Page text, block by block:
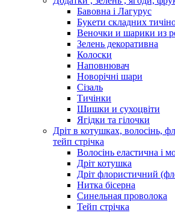
Бавовна і Лагурус
Букети складних
Веночки и шарики из
Зелень декоративна
Колоски
Наповнювач
Новорічні шари
Сізаль
Тичінки
Шишки и сухоцвіти
Ягідки та гілочки
Дріт в котушках, волосінь,
тейп стрічка
Волосінь еластична і
Дріт котушка
Дріт флористичний
Нитка бісерна
Синельная проволока
Тейп стрічка